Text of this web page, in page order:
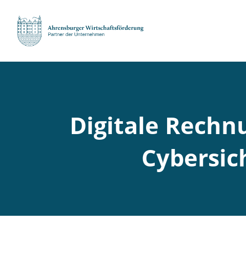
Digitale